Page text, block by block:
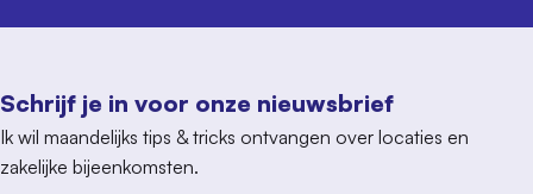
Schrijf je in voor onze nieuwsbrief
Ik wil maandelijks tips & tricks ontvangen over locaties en
zakelijke bijeenkomsten.